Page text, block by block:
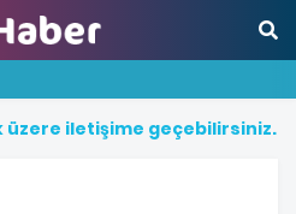
üzere iletişime geçebilirsiniz.